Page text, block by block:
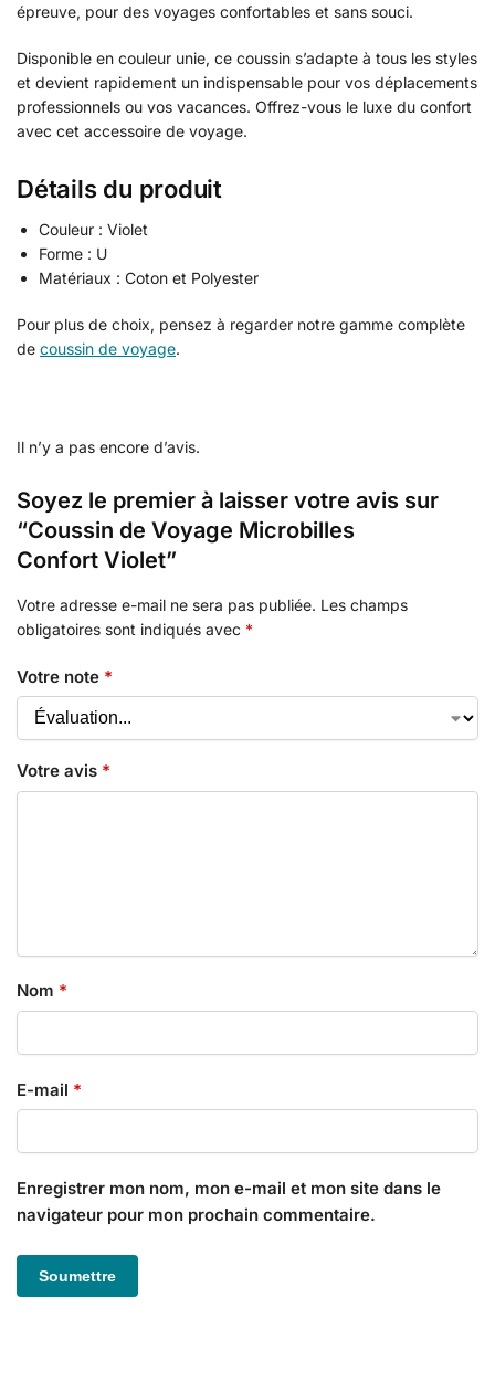
épreuve, pour des voyages confortables et sans souci.
Disponible en couleur unie, ce coussin s’adapte à tous les styles
et devient rapidement un indispensable pour vos déplacements
professionnels ou vos vacances. Offrez-vous le luxe du confort
avec cet accessoire de voyage.
Détails du produit
Couleur : Violet
Forme : U
Matériaux : Coton et Polyester
Pour plus de choix, pensez à regarder notre gamme complète
de coussin de voyage.
Il n’y a pas encore d’avis.
Soyez le premier à laisser votre avis sur
“Coussin de Voyage Microbilles
Confort Violet”
Votre adresse e-mail ne sera pas publiée. Les champs
obligatoires sont indiqués avec *
Votre note *
Votre avis *
Nom *
E-mail *
Enregistrer mon nom, mon e-mail et mon site dans le
navigateur pour mon prochain commentaire.